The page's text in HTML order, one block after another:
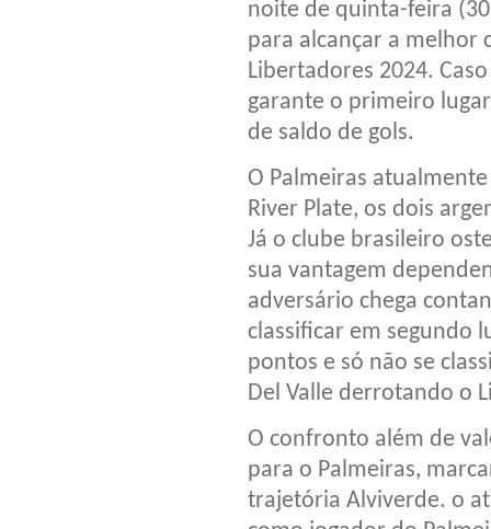
noite de quinta-feira
para alcançar a melhor
Libertadores 2024.
garante o primeiro
de saldo de gols.
O Palmeiras
River Plate, os dois
Já o clube brasileiro
sua vantagem
adversário chega
classificar em segundo
pontos e só não se
Del Valle derrotando o
O confronto além de
para o Palmeiras,
trajetória Alviverde. o